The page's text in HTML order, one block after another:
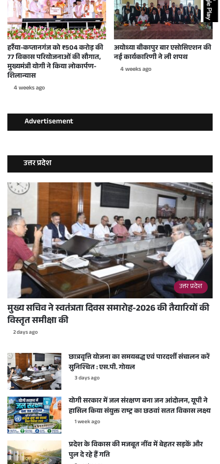
हर्रैया-कप्तानगंज को ₹504 करोड़ की
77 विकास परियोजनाओं की सौगात,
मुख्यमंत्री योगी ने किया लोकार्पण-
शिलान्यास
4 weeks ago
अयोध्या बीकापुर बार एसोसिएशन की
नई कार्यकारिणी ने ली शपथ
4 weeks ago
Advertisement
उत्तर प्रदेश
उत्तर प्रदेश
मुख्य सचिव ने स्वतंत्रता दिवस समारोह-2026 की तैयारियों की
विस्तृत समीक्षा की
2 days ago
छात्रवृत्ति योजना का समयबद्ध एवं पारदर्शी संचालन करें
सुनिश्चित : एस.पी. गोयल
3 days ago
योगी सरकार में जल संरक्षण बना जन आंदोलन, यूपी ने
हासिल किया संयुक्त राष्ट्र का छठवां सतत विकास लक्ष्य
1 week ago
प्रदेश के विकास की मजबूत नींव में बेहतर सड़कें और
पुल दे रहे हैं गति